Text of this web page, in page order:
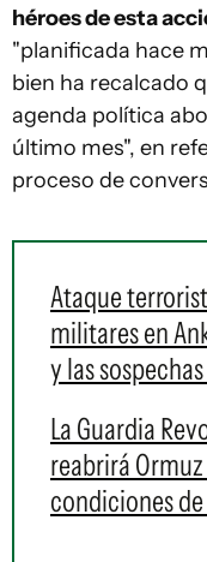
héroes de esta
"planificada hace
bien ha recalcado
agenda política
último mes", en
proceso de
Ataque
militares en
y las
La Guardia
reabrirá
condiciones